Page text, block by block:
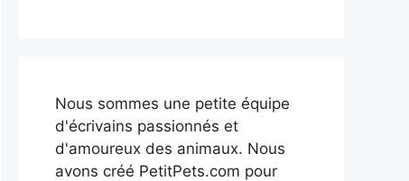
Nous sommes une petite équipe
d'écrivains passionnés et
d'amoureux des animaux. Nous
avons créé PetitPets.com pour